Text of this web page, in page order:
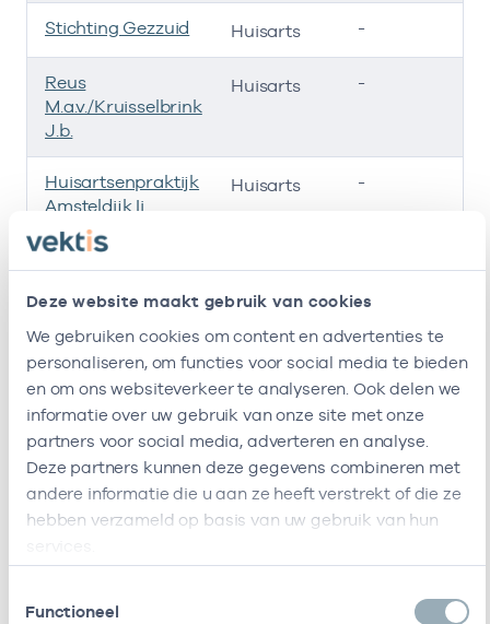
Deze website maakt gebruik van cookies
We gebruiken cookies om content en advertenties te
personaliseren, om functies voor social media te bieden
en om ons websiteverkeer te analyseren. Ook delen we
informatie over uw gebruik van onze site met onze
partners voor social media, adverteren en analyse.
Deze partners kunnen deze gegevens combineren met
andere informatie die u aan ze heeft verstrekt of die ze
hebben verzameld op basis van uw gebruik van hun
Functioneel
Ik ben werkzaam bij de volgende vestigingen
Stichting Gezzuid Huisarts -
Reus
M.a.v./Kruisselbrink
J.b.
Huisarts -
Huisartsenpraktijk
Amsteldijk Ii
Huisarts -
Amsteldijk
Amsteldijk
Huisartsen
Huisarts -
Ik heb een arbeidsrelatie met
Naam Rol AGB-code
Gezondheidscentra